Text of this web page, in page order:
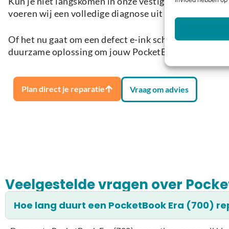
voeren wij een volledige diagnose uit en bespreken
Of het nu gaat om een defect e-ink scherm, een
duurzame oplossing om jouw PocketBook Era
Plan direct je reparatie Vraag om advies
Veelgestelde vragen over
Hoe lang duurt een PocketBook Era (700)